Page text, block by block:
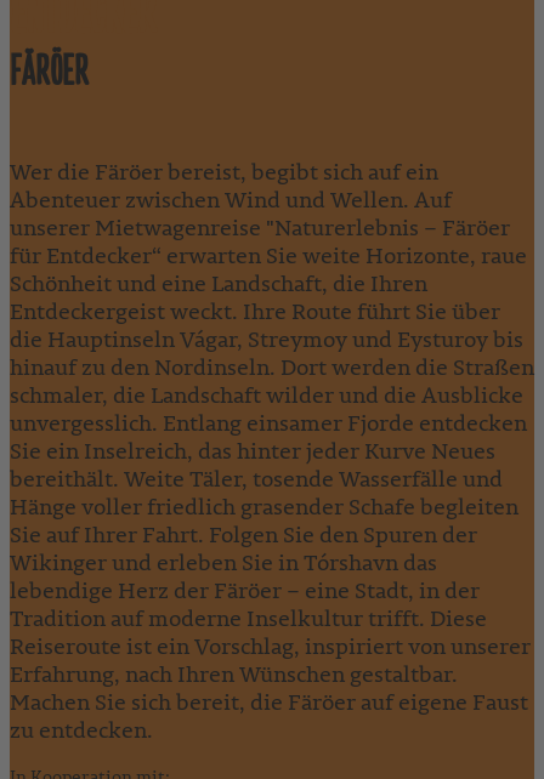
FÄRÖER
Wer die Färöer bereist, begibt sich auf ein
Abenteuer zwischen Wind und Wellen. Auf
unserer Mietwagenreise "Naturerlebnis – Färöer
für Entdecker“ erwarten Sie weite Horizonte, raue
Schönheit und eine Landschaft, die Ihren
Entdeckergeist weckt. Ihre Route führt Sie über
die Hauptinseln Vágar, Streymoy und Eysturoy bis
hinauf zu den Nordinseln. Dort werden die Straßen
schmaler, die Landschaft wilder und die Ausblicke
unvergesslich. Entlang einsamer Fjorde entdecken
Sie ein Inselreich, das hinter jeder Kurve Neues
bereithält. Weite Täler, tosende Wasserfälle und
Hänge voller friedlich grasender Schafe begleiten
Sie auf Ihrer Fahrt. Folgen Sie den Spuren der
Wikinger und erleben Sie in Tórshavn das
lebendige Herz der Färöer – eine Stadt, in der
Tradition auf moderne Inselkultur trifft. Diese
Reiseroute ist ein Vorschlag, inspiriert von unserer
Erfahrung, nach Ihren Wünschen gestaltbar.
Machen Sie sich bereit, die Färöer auf eigene Faust
zu entdecken.